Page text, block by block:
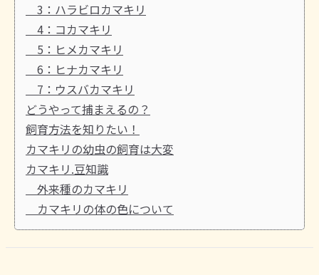
3：ハラビロカマキリ
4：コカマキリ
5：ヒメカマキリ
6：ヒナカマキリ
7：ウスバカマキリ
どうやって捕まえるの？
飼育方法を知りたい！
カマキリの幼虫の飼育は大変
カマキリ.豆知識
外来種のカマキリ
カマキリの体の色について